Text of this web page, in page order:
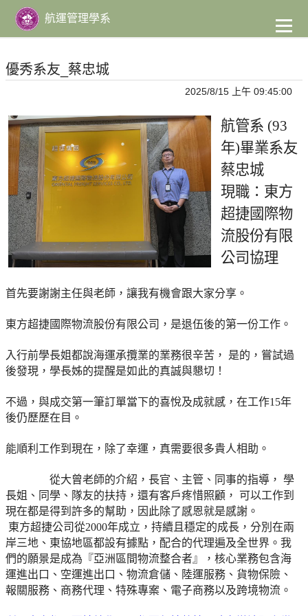
主
要
容
航運管理學系
優秀系友_蔡忠城
2025/8/15 上午 09:45:00
航管系 (93
年)畢業系友
蔡忠城
現職：東方
超捷國際物
流股份有限
公司協理
首先要謝謝主任與老師，讓我有機會跟大家分享。
東方超捷國際物流股份有限公司，是退伍後的第一份工作。
入行前學長姐都說海運承攬業的業務很辛苦， 是的，嘗試過
後發現，學長姊的提醒是如此的真誠與懇切！
不過，與成交第一筆訂單當下的喜悅及成就感，在工作15年
後仍歷歷在目。
能順利工作到現在，除了幸運，真需要很多貴人相助。
從大曾老師的介紹，長官、主管、同事的指導， 學
長姐、同學、隊友的扶持，還有客戶疼惜照顧， 可以工作到
現在都是得到許多的幫助，因此除了感恩就是感謝。
東方超捷公司從2000年成立，持續且穩定的成長，分別在兩
岸三地、東協地區都設有據點，配合的代理遍及全世界。我
們的願景是成為『亞洲區間物流整合者』，核心業務包含海
運進出口、空運進出口、物流倉儲、陸運服務、貨物保險、
報關服務、商務代理、特殊專案、電子商務以及跨境物流。